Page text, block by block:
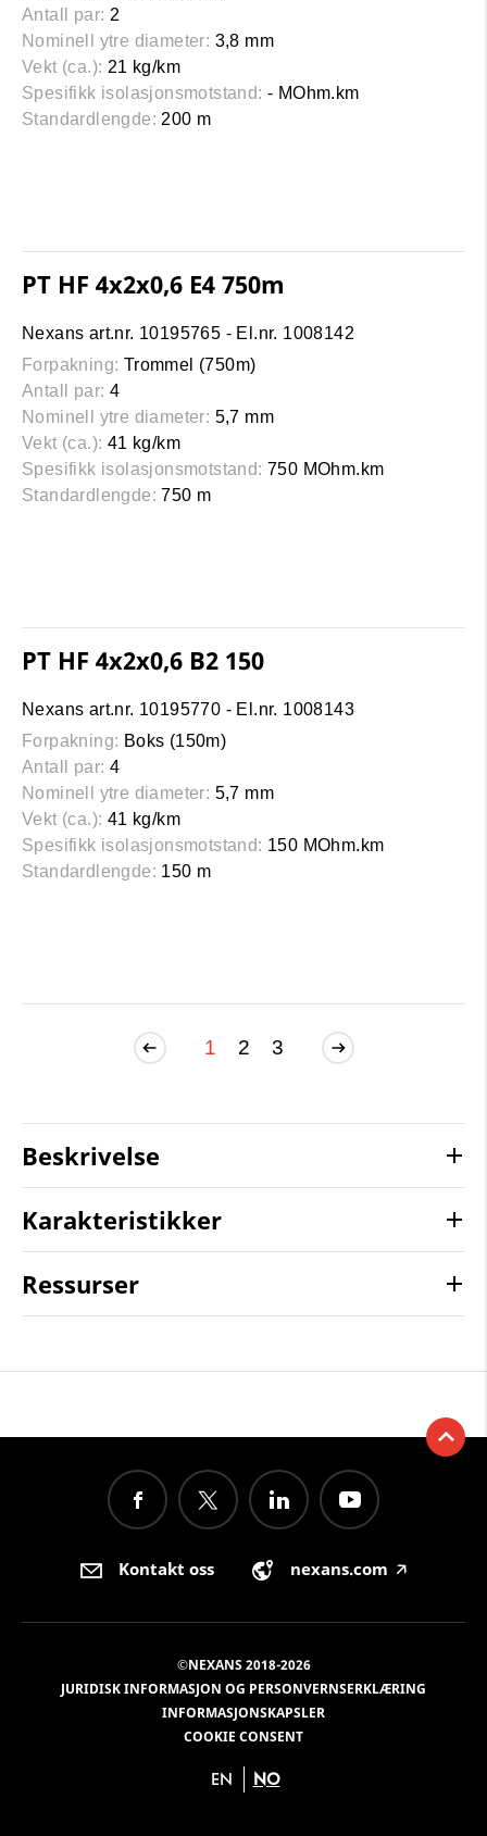
Antall par: 2
Nominell ytre diameter: 3,8 mm
Vekt (ca.): 21 kg/km
Spesifikk isolasjonsmotstand: - MOhm.km
Standardlengde: 200 m
PT HF 4x2x0,6 E4 750m
Nexans art.nr. 10195765 - El.nr. 1008142
Forpakning: Trommel (750m)
Antall par: 4
Nominell ytre diameter: 5,7 mm
Vekt (ca.): 41 kg/km
Spesifikk isolasjonsmotstand: 750 MOhm.km
Standardlengde: 750 m
PT HF 4x2x0,6 B2 150
Nexans art.nr. 10195770 - El.nr. 1008143
Forpakning: Boks (150m)
Antall par: 4
Nominell ytre diameter: 5,7 mm
Vekt (ca.): 41 kg/km
Spesifikk isolasjonsmotstand: 150 MOhm.km
Standardlengde: 150 m
1 2 3
Beskrivelse
Karakteristikker
Ressurser
Kontakt oss nexans.com 🡥
©NEXANS 2018-2026
JURIDISK INFORMASJON OG PERSONVERNSERKLÆRING
INFORMASJONSKAPSLER
COOKIE CONSENT
EN NO